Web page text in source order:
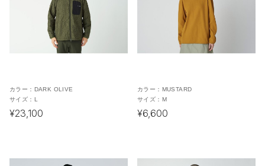
カラー： DARK OLIVE
サイズ： L
¥23,100
カラー： MUSTARD
サイズ： M
¥6,600